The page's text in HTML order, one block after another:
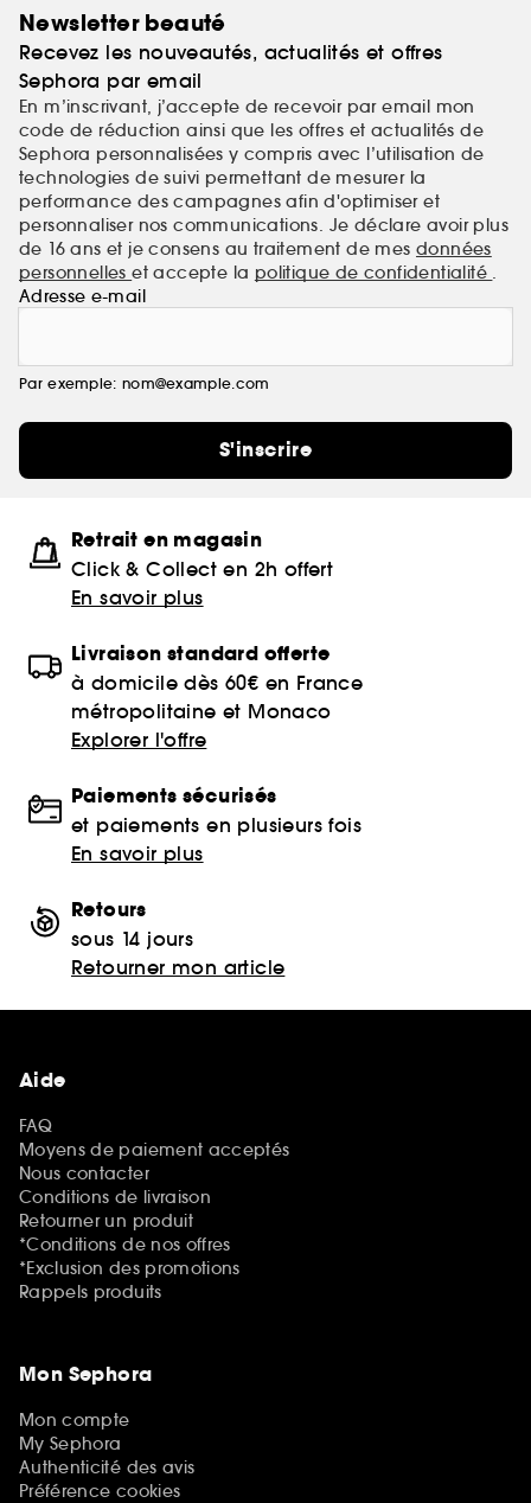
Newsletter beauté
Recevez les nouveautés, actualités et offres
Sephora par email
En m’inscrivant, j’accepte de recevoir par email mon
code de réduction ainsi que les offres et actualités de
Sephora personnalisées y compris avec l’utilisation de
technologies de suivi permettant de mesurer la
performance des campagnes afin d'optimiser et
personnaliser nos communications. Je déclare avoir plus
de 16 ans et je consens au traitement de mes données
personnelleset accepte la politique de confidentialité .
Adresse e-mail
Par exemple: nom@example.com
S'inscrire
Retrait en magasin
Click & Collect en 2h offert
En savoir plus
Livraison standard offerte
à domicile dès 60€ en France
métropolitaine et Monaco
Explorer l'offre
Paiements sécurisés
et paiements en plusieurs fois
En savoir plus
Retours
sous 14 jours
Retourner mon article
Aide
FAQ
Moyens de paiement acceptés
Nous contacter
Conditions de livraison
Retourner un produit
*Conditions de nos offres
*Exclusion des promotions
Rappels produits
Mon Sephora
Mon compte
My Sephora
Authenticité des avis
Préférence cookies